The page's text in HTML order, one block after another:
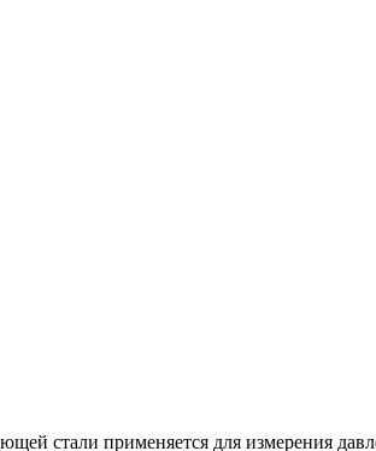
стали применяется для измерения